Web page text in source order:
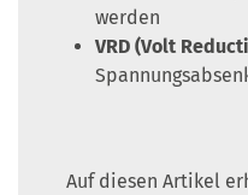
werden
VRD (Volt
Auf diesen Artikel